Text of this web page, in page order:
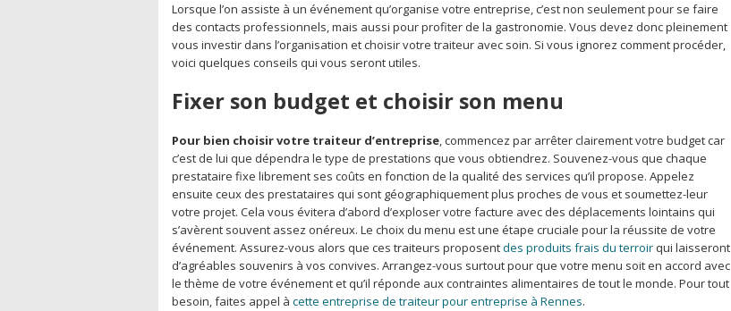
Lorsque l’on assiste à un événement qu’organise votre entreprise, c’est non seulement pour se faire
des contacts professionnels, mais aussi pour profiter de la gastronomie. Vous devez donc pleinement
vous investir dans l’organisation et choisir votre traiteur avec soin. Si vous ignorez comment procéder,
voici quelques conseils qui vous seront utiles.
Fixer son budget et choisir son menu
Pour bien choisir votre traiteur d’entreprise, commencez par arrêter clairement votre budget car
c’est de lui que dépendra le type de prestations que vous obtiendrez. Souvenez-vous que chaque
prestataire fixe librement ses coûts en fonction de la qualité des services qu’il propose. Appelez
ensuite ceux des prestataires qui sont géographiquement plus proches de vous et soumettez-leur
votre projet. Cela vous évitera d’abord d’exploser votre facture avec des déplacements lointains qui
s’avèrent souvent assez onéreux. Le choix du menu est une étape cruciale pour la réussite de votre
événement. Assurez-vous alors que ces traiteurs proposentdes produits frais du terroirqui laisseront
d’agréables souvenirs à vos convives. Arrangez-vous surtout pour que votre menu soit en accord avec
le thème de votre événement et qu’il réponde aux contraintes alimentaires de tout le monde. Pour tout
besoin, faites appel à cette entreprise de traiteur pour entreprise à Rennes.